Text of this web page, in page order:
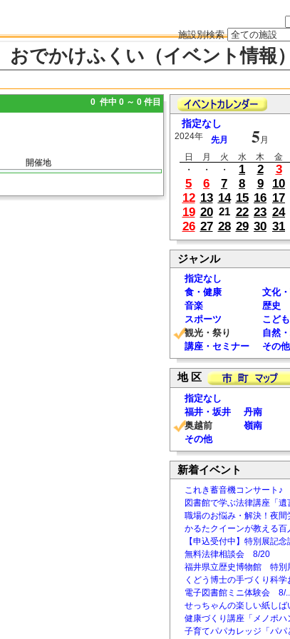
施設別検索
おでかけふくい（イベント情報）
0 件中 0 ～ 0 件目
開催地
指定なし
2024年 先月 5 月
日
月 火 水 木 金
・
・ ・ 1 2 3
5
6 7 8 9 10
12 13 14 15 16 17
19 20 21 22 23 24
26 27 28 29 30 31
ジャンル
指定なし
食・健康
文化
音楽
歴史
スポーツ
こども
観光・祭り
自然
講座・セミナー
その他
地 区
指定なし
福井・坂井
丹南
奥越前
嶺南
その他
新着イベント
これき蓄音機コンサート♪
図書館で学ぶ法律講座「遺
職場のお悩み・解決！夜間
かるたクイーンが教える百
【申込受付中】特別展記念
無料法律相談会 8/20
福井県立歴史博物館 特別
くどう博士の手づくり科学
電子図書館ミニ体験会 8/
せっちゃんの楽しい紙しば
健康づくり講座「メノポハ
子育てパパカレッジ「パパ